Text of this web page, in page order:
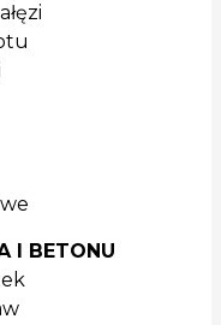
I BETONU